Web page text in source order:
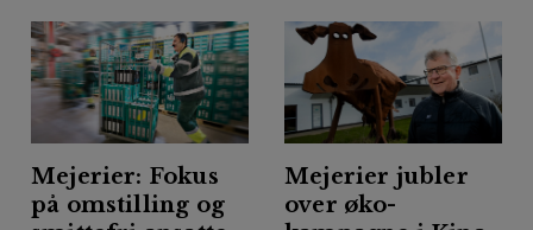
Mejerier: Fokus
på omstilling og
Mejerier jubler
over øko-